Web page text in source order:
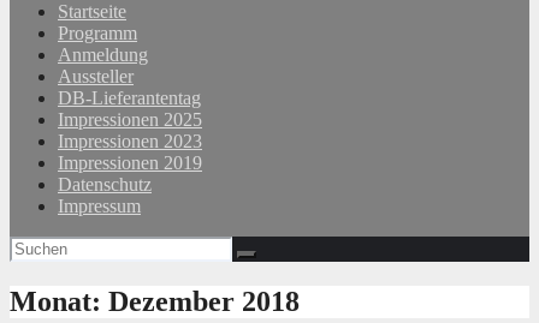
Startseite
Programm
Anmeldung
Aussteller
DB-Lieferantentag
Impressionen 2025
Impressionen 2023
Impressionen 2019
Datenschutz
Impressum
Monat: Dezember 2018